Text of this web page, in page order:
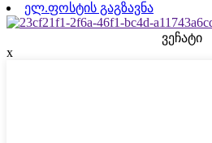
ელ.ფოსტის გაგზავნა
ვეჩატი
x